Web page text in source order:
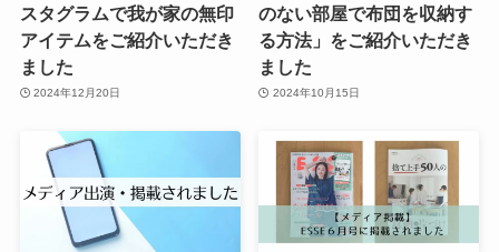
スタグラムで我が家の無印
アイテムをご紹介いただき
ました
2024年12月20日
のない部屋で布団を収納す
る方法」をご紹介いただき
ました
2024年10月15日